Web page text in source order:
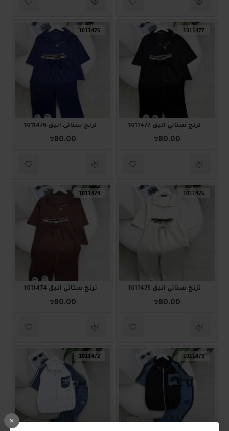
1011477
ترنج ستاتي أنيق 1011477
₪80.00
1011476
ترنج ستاتي أنيق 1011476
₪80.00
1011475
ترنج ستاتي أنيق 1011475
₪80.00
1011474
ترنج ستاتي أنيق 1011474
₪80.00
1011473
1011472